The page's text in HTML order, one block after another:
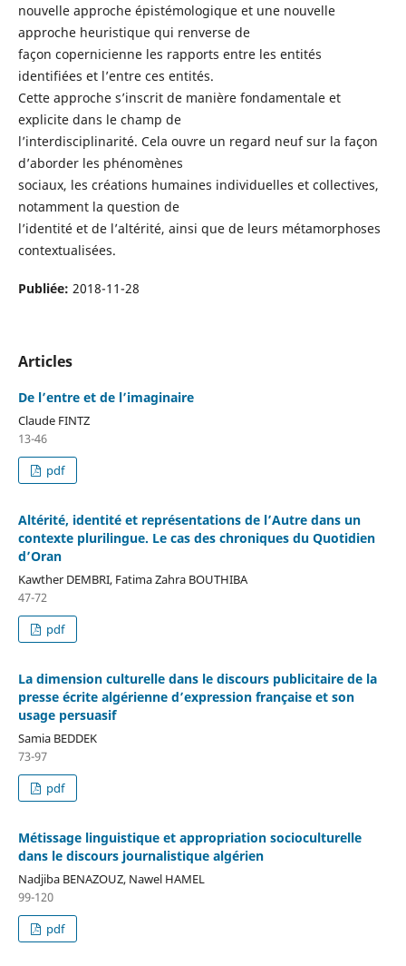
nouvelle approche épistémologique et une nouvelle
approche heuristique qui renverse de
façon copernicienne les rapports entre les entités
identifiées et l’entre ces entités.
Cette approche s’inscrit de manière fondamentale et
explicite dans le champ de
l’interdisciplinarité. Cela ouvre un regard neuf sur la façon
d’aborder les phénomènes
sociaux, les créations humaines individuelles et collectives,
notamment la question de
l’identité et de l’altérité, ainsi que de leurs métamorphoses
contextualisées.
Publiée: 2018-11-28
Articles
De l’entre et de l’imaginaire
Claude FINTZ
13-46
pdf
Altérité, identité et représentations de l’Autre dans un
contexte plurilingue. Le cas des chroniques du Quotidien
d’Oran
Kawther DEMBRI, Fatima Zahra BOUTHIBA
47-72
pdf
La dimension culturelle dans le discours publicitaire de la
presse écrite algérienne d’expression française et son
usage persuasif
Samia BEDDEK
73-97
pdf
Métissage linguistique et appropriation socioculturelle
dans le discours journalistique algérien
Nadjiba BENAZOUZ, Nawel HAMEL
99-120
pdf